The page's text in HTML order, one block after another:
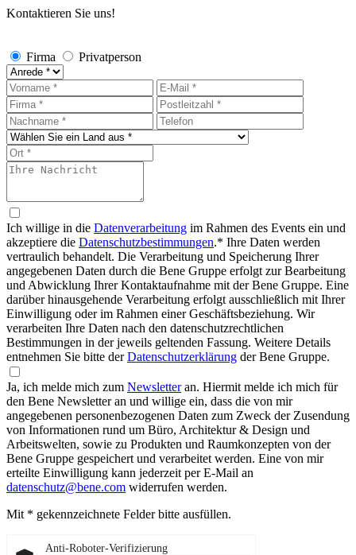
Kontaktieren Sie uns!
Firma Privatperson
Ich willige in die Datenverarbeitung im Rahmen des Events ein und
akzeptiere die Datenschutzbestimmungen.* Ihre Daten werden
vertraulich behandelt. Die Verarbeitung und Speicherung Ihrer
angegebenen Daten durch die Bene Gruppe erfolgt zur Bearbeitung
und Abwicklung Ihrer Kontaktaufnahme mit der Bene Gruppe. Eine
darüber hinausgehende Verarbeitung erfolgt ausschließlich mit Ihrer
Einwilligung oder im Rahmen einer Geschäftsbeziehung. Wir
verarbeiten Ihre Daten nach den datenschutzrechtlichen
Bestimmungen in der jeweils geltenden Fassung. Weitere Details
entnehmen Sie bitte derDatenschutzerklärung der Bene Gruppe.
Ja, ich melde mich zum Newsletteran. Hiermit melde ich mich für
den Bene Newsletter an und willige ein, dass die von mir
angegebenen personenbezogenen Daten zum Zweck der Zusendung
von Informationen rund um Büro, Architektur & Design und
Arbeitswelten, sowie zu Produkten und Raumkonzepten von der
Bene Gruppe gespeichert und verarbeitet werden. Eine von mir
erteilte Einwilligung kann jederzeit per E-Mail an
datenschutz@bene.com widerrufen werden.
Mit * gekennzeichnete Felder bitte ausfüllen.
Anti-Roboter-Verifizierung